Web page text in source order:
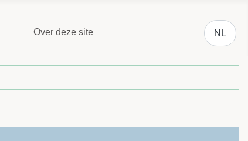
Over deze site
Selecteer
NL